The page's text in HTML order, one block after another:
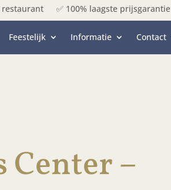
restaurant ✅ 100% laagste prijsgarantie
Feestelijk Informatie Contact
Center –